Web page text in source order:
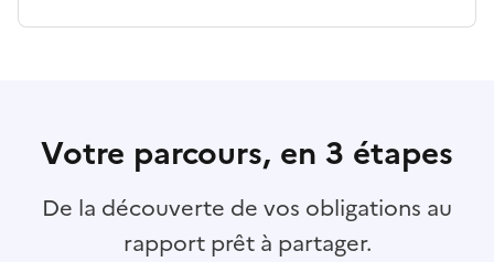
Votre parcours, en 3 étapes
De la découverte de vos obligations au
rapport prêt à partager.